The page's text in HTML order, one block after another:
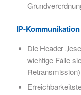
IP-
Die Header
wichtige Fälle
Retransmission)